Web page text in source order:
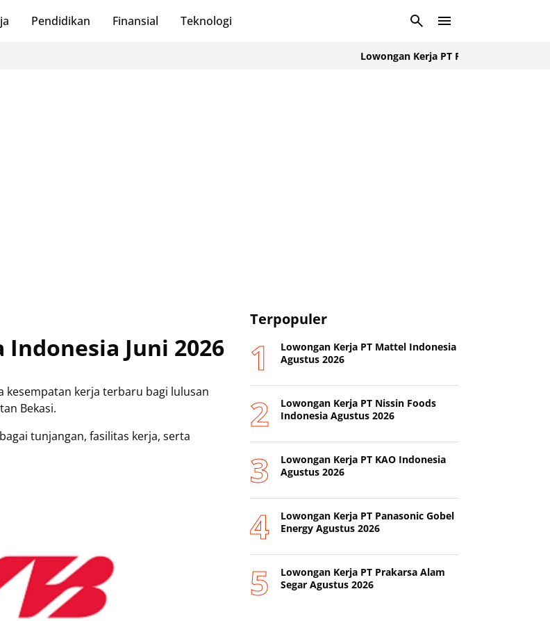
Pendidikan Finansial Teknologi
Lowongan Kerja PT Panasonic Gobel Energy
Indonesia Juni 2026
kesempatan kerja terbaru bagi lulusan
Bekasi.
tunjangan, fasilitas kerja, serta
Terpopuler
Lowongan Kerja PT Mattel Indonesia
Agustus 2026
Lowongan Kerja PT Nissin Foods
Indonesia Agustus 2026
Lowongan Kerja PT KAO Indonesia
Agustus 2026
Lowongan Kerja PT Panasonic Gobel
Energy Agustus 2026
Lowongan Kerja PT Prakarsa Alam
Segar Agustus 2026